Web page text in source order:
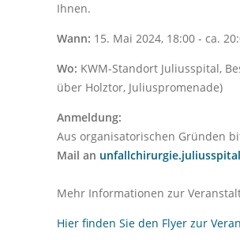
Ihnen.
Wann: 15. Mai 2024, 18:00 - ca.
Wo: KWM-Standort Juliusspital,
über Holztor, Juliuspromenade)
Anmeldung:
Aus organisatorischen Gründen
Mail an
Mehr Informationen zur
Hier finden Sie den Flyer zur